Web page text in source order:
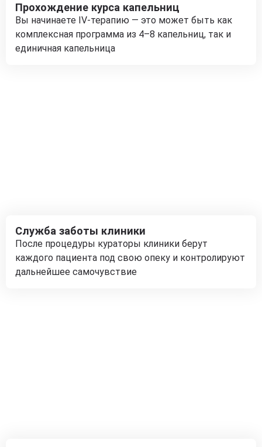
Прохождение курса капельниц
Вы начинаете IV-терапию — это может быть как
комплексная программа из 4–8 капельниц, так и
единичная капельница
Служба заботы клиники
После процедуры кураторы клиники берут
каждого пациента под свою опеку и контролируют
дальнейшее самочувствие